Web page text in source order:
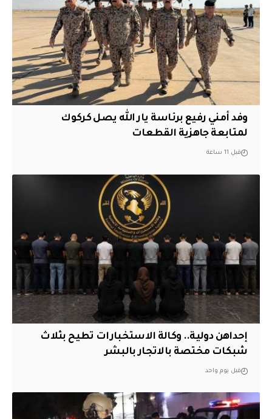
وفد أمني رفيع برئاسة يار الله يصل كركوك
لمتابعة جاهزية القطعات
قبل 11 ساعة
إحداهن دولية.. وكالة الاستخبارات تطيح بثلاث
شبكات مختصة بالاتجار بالبشر
قبل يوم واحد